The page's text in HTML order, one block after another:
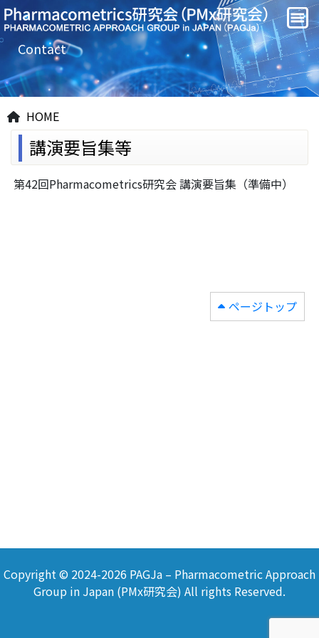
Contact
HOME
講演要旨集等
第42回Pharmacometrics研究会 講演要旨集（準備中）
ページトップ
Copyright © 2024-2026 PAGJa – Pharmacometric Approach
Group in Japan (PMx研究会) All rights Reserved.